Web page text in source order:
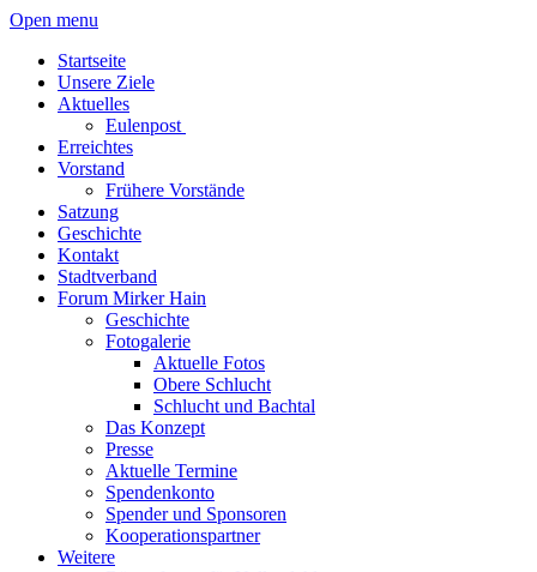
Open menu
Startseite
Unsere Ziele
Aktuelles
Eulenpost
Erreichtes
Vorstand
Frühere Vorstände
Satzung
Geschichte
Kontakt
Stadtverband
Forum Mirker Hain
Geschichte
Fotogalerie
Aktuelle Fotos
Obere Schlucht
Schlucht und Bachtal
Das Konzept
Presse
Aktuelle Termine
Spendenkonto
Spender und Sponsoren
Kooperationspartner
Weitere